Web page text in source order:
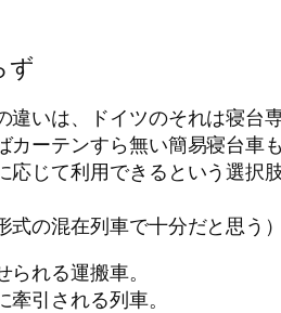
ず
いは、ドイツのそれは寝台
カーテンすら無い簡易寝台車
応じて利用できるという選択
式の混在列車で十分だと思う）
れる運搬車。
引される列車。